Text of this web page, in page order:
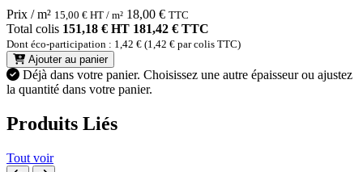
Prix / m² 15,00 € HT / m² 18,00 € TTC
Total colis 151,18 € HT 181,42 € TTC
Dont éco-participation : 1,42 € (1,42 € par colis TTC)
Ajouter au panier
Déjà dans votre panier. Choisissez une autre épaisseur ou ajustez
la quantité dans votre panier.
Produits Liés
Tout voir